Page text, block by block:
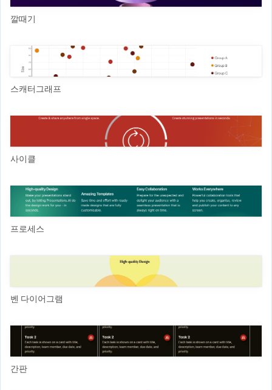
깔때기
스캐터그래프
사이클
프로세스
벤 다이어그램
간판